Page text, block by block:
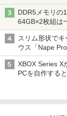
DDR5メモリの
64GB×2枚組は
スリム形状で
ウス「Nape
XBOX Series X
PCを自作する